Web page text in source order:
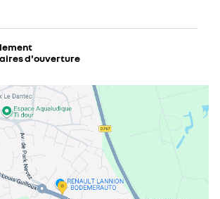
d'ouverture
08:30 - 12:0014:00 - 19:00
08:30 - 12:00
14:00 - 19:00
08:30 - 12:00
14:00 - 19:00
08:30 - 12:00
14:00 - 19:00
09:00 - 12:00 14:00 - 18:30
09:00 - 12:00 14:00 - 18:30